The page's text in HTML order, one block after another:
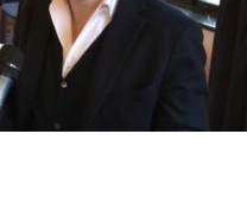
nos données GSM